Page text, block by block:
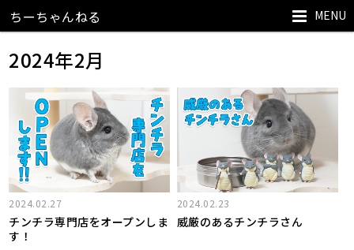
MENU
ちーちゃんねる
2024年2月
2024.02.27
チンチラ専門店をオープンしま
す！
2024.02.23
威厳のあるチンチラさん